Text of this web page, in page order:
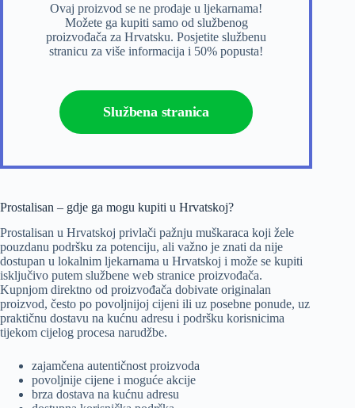
Ovaj proizvod se ne prodaje u ljekarnama!
Možete ga kupiti samo od službenog
proizvođača za Hrvatsku. Posjetite službenu
stranicu za više informacija i 50% popusta!
Službena stranica
Prostalisan – gdje ga mogu kupiti u Hrvatskoj?
Prostalisan u Hrvatskoj privlači pažnju muškaraca koji žele
pouzdanu podršku za potenciju, ali važno je znati da nije
dostupan u lokalnim ljekarnama u Hrvatskoj i može se kupiti
isključivo putem službene web stranice proizvođača.
Kupnjom direktno od proizvođača dobivate originalan
proizvod, često po povoljnijoj cijeni ili uz posebne ponude, uz
praktičnu dostavu na kućnu adresu i podršku korisnicima
tijekom cijelog procesa narudžbe.
zajamčena autentičnost proizvoda
povoljnije cijene i moguće akcije
brza dostava na kućnu adresu